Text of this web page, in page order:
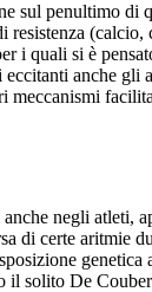
sul penultimo
i quali si è
anche
meccanismi
negli atleti,
di certe
il solito De